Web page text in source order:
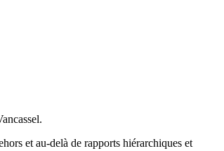
et au-delà de rapports hiérarchiques et